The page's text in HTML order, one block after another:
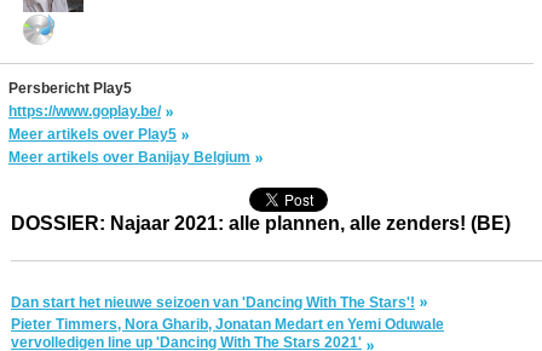
Persbericht Play5
https://www.goplay.be/
Meer artikels over Play5
Meer artikels over Banijay Belgium
DOSSIER: Najaar 2021: alle plannen, alle zenders! (BE)
Dan start het nieuwe seizoen van 'Dancing With The Stars'!
Pieter Timmers, Nora Gharib, Jonatan Medart en Yemi Oduwale
vervolledigen line up 'Dancing With The Stars 2021'